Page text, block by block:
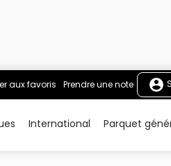
aux favoris Prendre une note
International Parquet